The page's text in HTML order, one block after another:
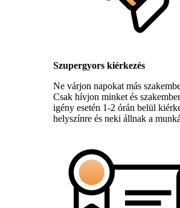
Szupergyors kiérkezés
Ne várjon napokat más
Csak hívjon minket és
igény esetén 1-2 órán belül
helyszínre és neki állnak a